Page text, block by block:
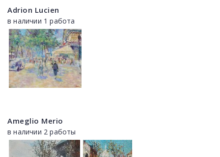
Adrion Lucien
в наличии 1 работа
Ameglio Merio
в наличии 2 работы